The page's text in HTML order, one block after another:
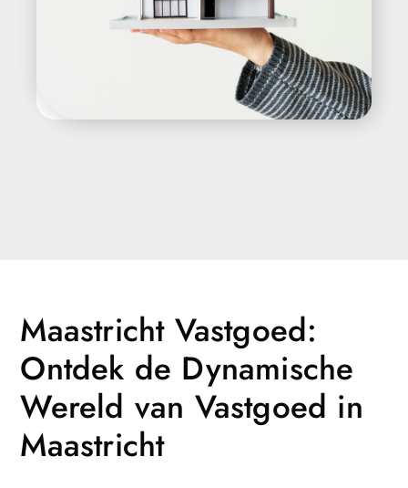
Maastricht Vastgoed:
Ontdek de Dynamische
Wereld van Vastgoed in
Maastricht